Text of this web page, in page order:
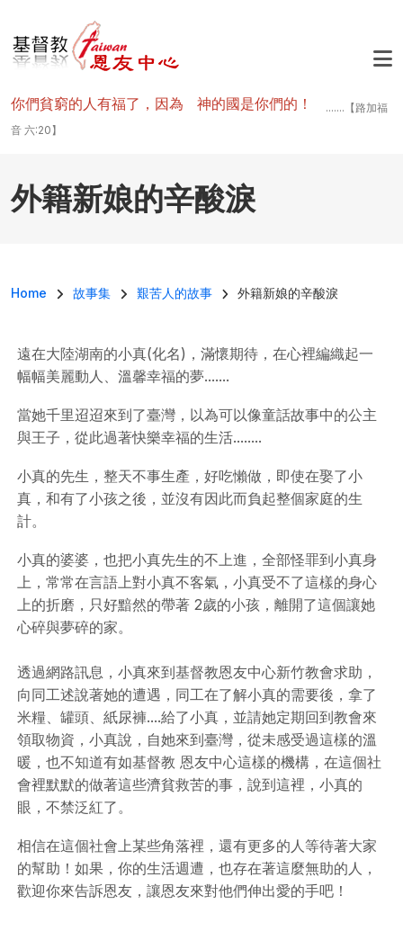
你們貧窮的人有福了，因為 神的國是你們的！
.......【路加福
音 六:20】
外籍新娘的辛酸淚
導航連結
Home 故事集 艱苦人的故事 外籍新娘的辛酸淚
遠在大陸湖南的小真(化名)，滿懷期待，在心裡編織起一
幅幅美麗動人、溫馨幸福的夢.......
當她千里迢迢來到了臺灣，以為可以像童話故事中的公主
與王子，從此過著快樂幸福的生活........
小真的先生，整天不事生產，好吃懶做，即使在娶了小
真，和有了小孩之後，並沒有因此而負起整個家庭的生
計。
小真的婆婆，也把小真先生的不上進，全部怪罪到小真身
上，常常在言語上對小真不客氣，小真受不了這樣的身心
上的折磨，只好黯然的帶著 2歲的小孩，離開了這個讓她
心碎與夢碎的家。
透過網路訊息，小真來到基督教恩友中心新竹教會求助，
向同工述說著她的遭遇，同工在了解小真的需要後，拿了
米糧、罐頭、紙尿褲....給了小真，並請她定期回到教會來
領取物資，小真說，自她來到臺灣，從未感受過這樣的溫
暖，也不知道有如基督教 恩友中心這樣的機構，在這個社
會裡默默的做著這些濟貧救苦的事，說到這裡，小真的
眼，不禁泛紅了。
相信在這個社會上某些角落裡，還有更多的人等待著大家
的幫助！如果，你的生活週遭，也存在著這麼無助的人，
歡迎你來告訴恩友，讓恩友來對他們伸出愛的手吧！